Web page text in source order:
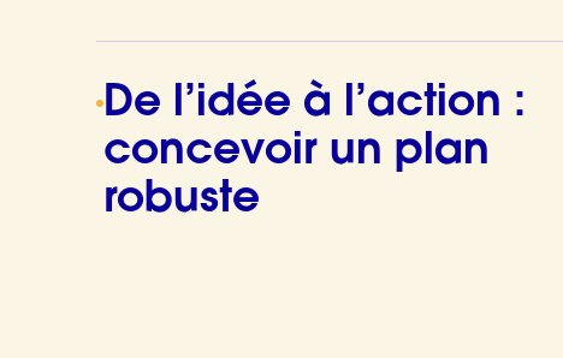
De l’idée à l’action :
concevoir un plan
robuste